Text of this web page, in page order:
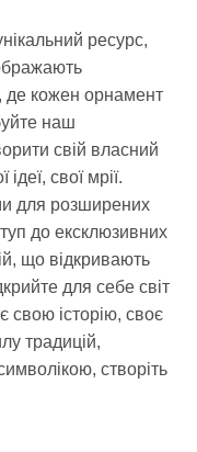
ресурс,
де кожен орнамент
наш
свій власний
свої мрії.
для розширених
до ексклюзивних
що відкривають
для себе світ
свою історію, своє
традицій,
створіть